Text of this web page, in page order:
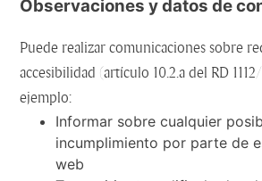
Observaciones y datos de
Puede realizar comunicaciones sobre
accesibilidad (artículo 10.2.a del RD
ejemplo:
Informar sobre cualquier
incumplimiento por parte de
web